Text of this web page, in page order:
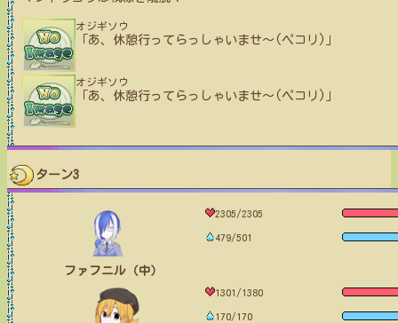
オジギソウ
「あ、休憩行ってらっしゃいませ〜(ペコリ)」
オジギソウ
「あ、休憩行ってらっしゃいませ〜(ペコリ)」
ターン3
ファフニル（中）
2305/2305
479/501
1301/1380
170/170